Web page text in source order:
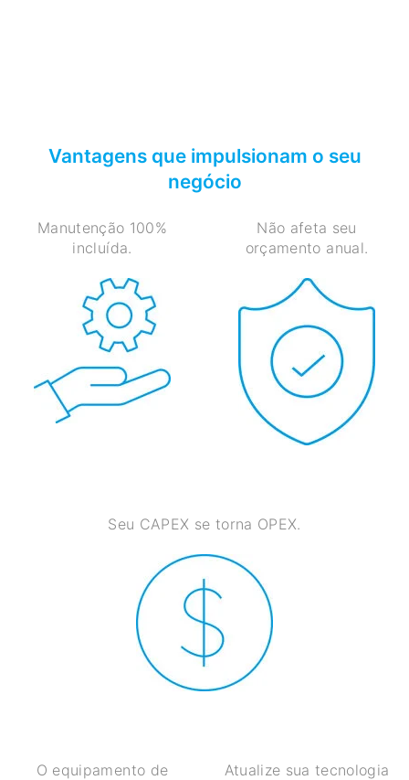
Vantagens que impulsionam o seu
negócio
Manutenção 100%
incluída.
Não afeta seu
orçamento anual.
Seu CAPEX se torna OPEX.
O equipamento de
Atualize sua tecnologia